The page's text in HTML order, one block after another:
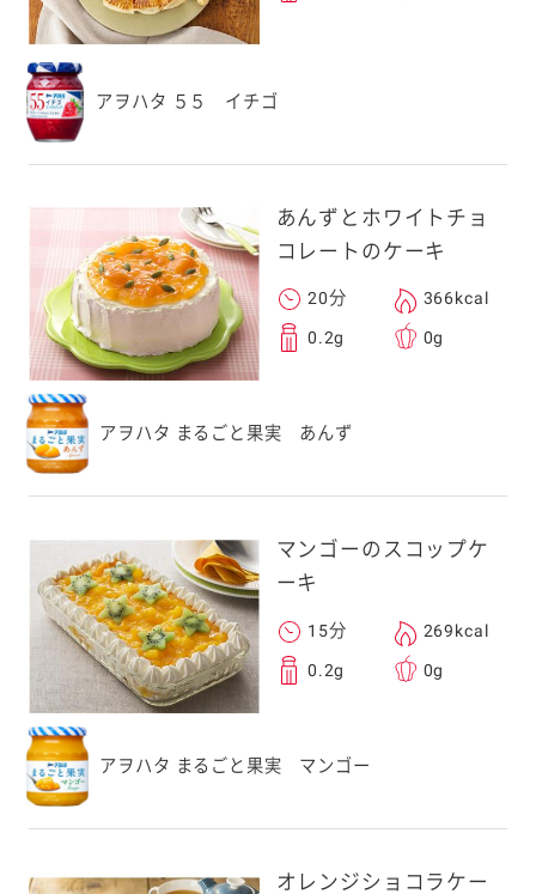
アヲハタ ５５ イチゴ
あんずとホワイトチョ
コレートのケーキ
20分 366kcal
0.2g 0g
アヲハタ まるごと果実 あんず
マンゴーのスコップケ
ーキ
15分 269kcal
0.2g 0g
アヲハタ まるごと果実 マンゴー
オレンジショコラケー